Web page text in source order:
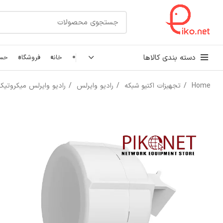
دسته بندی کالاها
کابل شبکه
اتصالات شبکه
خانه فروشگاه
Home تجهیزات اکتیو شبکه رادیو وایرلس رادیو وایرلس